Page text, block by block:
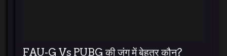
FAU-G Vs PUBG की जंग में बेहतर कौन?